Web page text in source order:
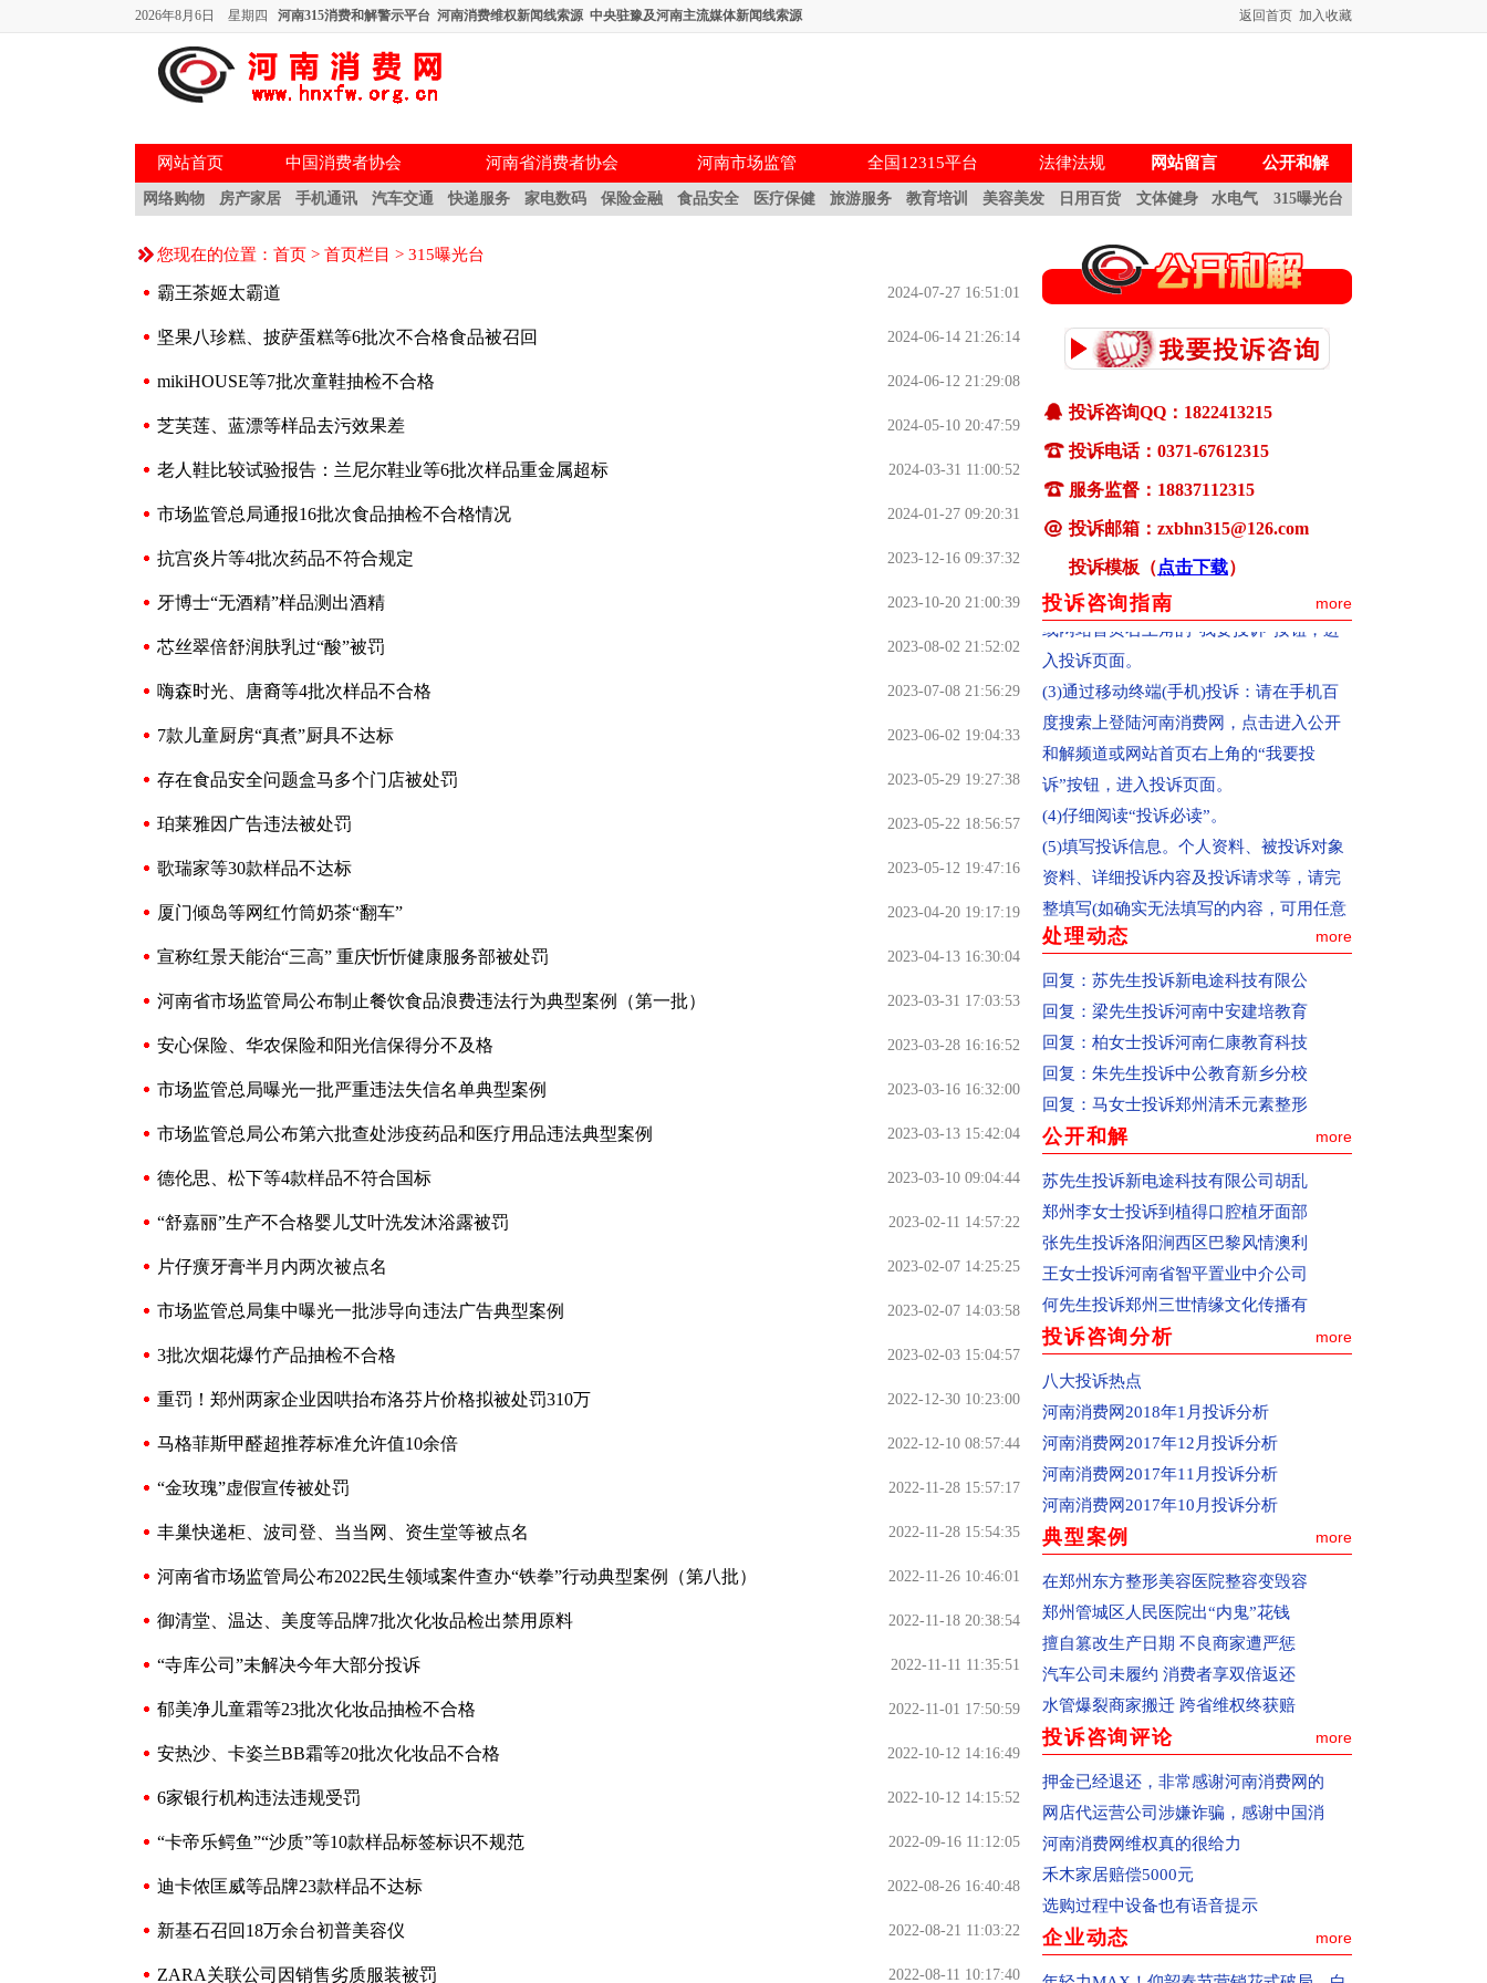
2026年8月6日 星期四 河南315消费和解警示平台 河南消费维权新闻线索源 中央驻豫及河南主流媒体新闻线索源 返回首页 加入收藏
网站首页 中国消费者协会 河南省消费者协会 河南市场监管 全国12315平台 法律法规 网站留言 公开和解
网络购物 房产家居 手机通讯 汽车交通 快递服务 家电数码 保险金融 食品安全 医疗保健 旅游服务 教育培训 美容美发 日用百货 文体健身 水电气 315曝光台
您现在的位置： 首页 > 首页栏目 > 315曝光台
霸王茶姬太霸道 2024-07-27 16:51:01
坚果八珍糕、披萨蛋糕等6批次不合格食品被召回 2024-06-14 21:26:14
mikiHOUSE等7批次童鞋抽检不合格 2024-06-12 21:29:08
芝芙莲、蓝漂等样品去污效果差 2024-05-10 20:47:59
老人鞋比较试验报告：兰尼尔鞋业等6批次样品重金属超标 2024-03-31 11:00:52
市场监管总局通报16批次食品抽检不合格情况 2024-01-27 09:20:31
抗宫炎片等4批次药品不符合规定 2023-12-16 09:37:32
牙博士“无酒精”样品测出酒精 2023-10-20 21:00:39
芯丝翠倍舒润肤乳过“酸”被罚 2023-08-02 21:52:02
嗨森时光、唐裔等4批次样品不合格 2023-07-08 21:56:29
7款儿童厨房“真煮”厨具不达标 2023-06-02 19:04:33
存在食品安全问题盒马多个门店被处罚 2023-05-29 19:27:38
珀莱雅因广告违法被处罚 2023-05-22 18:56:57
歌瑞家等30款样品不达标 2023-05-12 19:47:16
厦门倾岛等网红竹筒奶茶“翻车” 2023-04-20 19:17:19
宣称红景天能治“三高” 重庆忻忻健康服务部被处罚 2023-04-13 16:30:04
河南省市场监管局公布制止餐饮食品浪费违法行为典型案例（第一批） 2023-03-31 17:03:53
安心保险、华农保险和阳光信保得分不及格 2023-03-28 16:16:52
市场监管总局曝光一批严重违法失信名单典型案例 2023-03-16 16:32:00
市场监管总局公布第六批查处涉疫药品和医疗用品违法典型案例 2023-03-13 15:42:04
德伦思、松下等4款样品不符合国标 2023-03-10 09:04:44
“舒嘉丽”生产不合格婴儿艾叶洗发沐浴露被罚 2023-02-11 14:57:22
片仔癀牙膏半月内两次被点名 2023-02-07 14:25:25
市场监管总局集中曝光一批涉导向违法广告典型案例 2023-02-07 14:03:58
3批次烟花爆竹产品抽检不合格 2023-02-03 15:04:57
重罚！郑州两家企业因哄抬布洛芬片价格拟被处罚310万 2022-12-30 10:23:00
马格菲斯甲醛超推荐标准允许值10余倍 2022-12-10 08:57:44
“金玫瑰”虚假宣传被处罚 2022-11-28 15:57:17
丰巢快递柜、波司登、当当网、资生堂等被点名 2022-11-28 15:54:35
河南省市场监管局公布2022民生领域案件查办“铁拳”行动典型案例（第八批） 2022-11-26 10:46:01
御清堂、温达、美度等品牌7批次化妆品检出禁用原料 2022-11-18 20:38:54
“寺库公司”未解决今年大部分投诉 2022-11-11 11:35:51
郁美净儿童霜等23批次化妆品抽检不合格 2022-11-01 17:50:59
安热沙、卡姿兰BB霜等20批次化妆品不合格 2022-10-12 14:16:49
6家银行机构违法违规受罚 2022-10-12 14:15:52
“卡帝乐鳄鱼”“沙质”等10款样品标签标识不规范 2022-09-16 11:12:05
迪卡侬匡威等品牌23款样品不达标 2022-08-26 16:40:48
新基石召回18万余台初普美容仪 2022-08-21 11:03:22
ZARA关联公司因销售劣质服装被罚 2022-08-11 10:17:40
投诉咨询QQ：1822413215
投诉电话：0371-67612315
服务监督：18837112315
投诉邮箱：zxbhn315@126.com
投诉模板（点击下载）
投诉咨询指南 more
以向河南消费网适时投诉。
(2)通过pc终端(电脑)投诉：确认您选择的
是中国消费者报主办的河南消费网
(www.hnxfw.org)，点击进入公开和解频道
或网站首页右上角的“我要投诉”按钮，进
入投诉页面。
(3)通过移动终端(手机)投诉：请在手机百
度搜索上登陆河南消费网，点击进入公开
和解频道或网站首页右上角的“我要投
诉”按钮，进入投诉页面。
(4)仔细阅读“投诉必读”。
(5)填写投诉信息。个人资料、被投诉对象
资料、详细投诉内容及投诉请求等，请完
整填写(如确实无法填写的内容，可用任意
字母代替)。内容必须客观真实，不得捏造
证据，请通过传真或网页上传的方式提
交。(注：如果投诉内容较多，请先在文档
上写清楚再复制粘贴到投诉页面上，避免
因页面打开时间过长使页面过期，导致投
诉信息提交不成功)。
(6)提交投诉。点击页面下方“提交”按钮，
如果页面中间出现一个“你的资料已提交！
在审核中”的对话框，表示你的投诉已经提
交成功。(注：已提交的投诉信息不同步在
页面上显示)
二、投诉人联系方式的重要性
三、如何查看投诉处理结果
1、进入“处理动态”按钮。
2、向本网在线咨询或者邮件咨询，邮箱地
址：zxbhn315@126.com
一、如何投诉
(1)通过pc终端(电脑)和移动终端(手机)都可
以向河南消费网适时投诉。
(2)通过pc终端(电脑)投诉：确认您选择的
是中国消费者报主办的河南消费网
(www.hnxfw.org)，点击进入公开和解频道
或网站首页右上角的“我要投诉”按钮，进
入投诉页面。
(3)通过移动终端(手机)投诉：请在手机百
度搜索上登陆河南消费网，点击进入公开
处理动态 more
回复： 苏先生投诉新电途科技有限公
回复： 梁先生投诉河南中安建培教育
回复： 柏女士投诉河南仁康教育科技
回复： 朱先生投诉中公教育新乡分校
回复： 马女士投诉郑州清禾元素整形
公开和解 more
苏先生投诉新电途科技有限公司胡乱
郑州李女士投诉到植得口腔植牙面部
张先生投诉洛阳涧西区巴黎风情澳利
王女士投诉河南省智平置业中介公司
何先生投诉郑州三世情缘文化传播有
投诉咨询分析 more
八大投诉热点
河南消费网2018年1月投诉分析
河南消费网2017年12月投诉分析
河南消费网2017年11月投诉分析
河南消费网2017年10月投诉分析
典型案例 more
在郑州东方整形美容医院整容变毁容
郑州管城区人民医院出“内鬼”花钱
擅自篡改生产日期 不良商家遭严惩
汽车公司未履约 消费者享双倍返还
水管爆裂商家搬迁 跨省维权终获赔
投诉咨询评论 more
押金已经退还，非常感谢河南消费网的
网店代运营公司涉嫌诈骗，感谢中国消
河南消费网维权真的很给力
禾木家居赔偿5000元
选购过程中设备也有语音提示
企业动态 more